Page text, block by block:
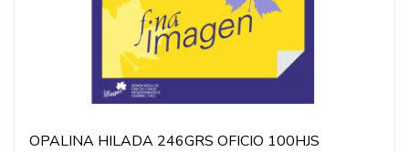
OPALINA HILADA 246GRS OFICIO 100HJS